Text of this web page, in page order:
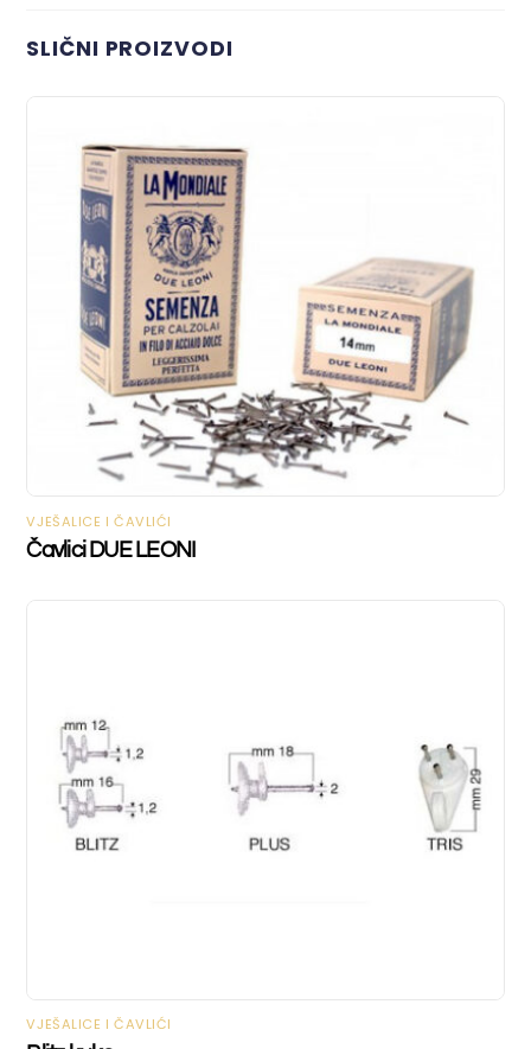
SLIČNI PROIZVODI
VJEŠALICE I ČAVLIĆI
Čavlici DUE LEONI
VJEŠALICE I ČAVLIĆI